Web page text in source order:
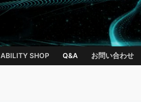
ABILITY SHOP Q&A お問い合わせ